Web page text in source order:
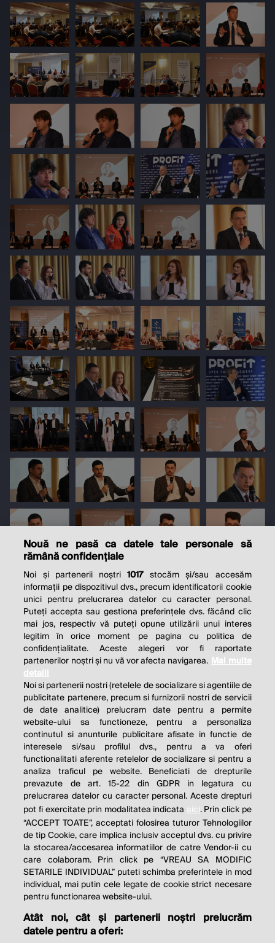
THE SOCIAL RESPONSIBILITY OF
BUSINESS IS TO INCREASE ITS
PROFITS.
Milton Friedman
© 2026 Profit.ro. Toate drepturile rezervate.
Dezvoltat de1616.ro
Contact Publicitate
Nouă ne pasă ca datele tale personale să
rămână confidențiale
Noi și partenerii noștri1017 stocăm și/sau accesăm
informații pe dispozitivul dvs., precum identificatorii cookie
unici pentru prelucrarea datelor cu caracter personal.
Puteți accepta sau gestiona preferințele dvs. făcând clic
mai jos, respectiv vă puteți opune utilizării unui interes
legitim în orice moment pe pagina cu politica de
confidențialitate. Aceste alegeri vor fi raportate
partenerilor noștri și nu vă vor afecta navigarea. Mai multe
detalii
Noi si partenerii nostri (retelele de socializare si agentiile de
publicitate partenere, precum si furnizorii nostri de servicii
de date analitice) prelucram date pentru a permite
website-ului sa functioneze, pentru a personaliza
continutul si anunturile publicitare afisate in functie de
interesele si/sau profilul dvs., pentru a va oferi
functionalitati aferente retelelor de socializare si pentru a
analiza traficul pe website. Beneficiati de drepturile
prevazute de art. 15-22 din GDPR in legatura cu
prelucrarea datelor cu caracter personal. Aceste drepturi
pot fi exercitate prin modalitatea indicata aici. Prin click pe
“ACCEPT TOATE”, acceptati folosirea tuturor Tehnologiilor
de tip Cookie, care implica inclusiv acceptul dvs. cu privire
la stocarea/accesarea informatiilor de catre Vendor-ii cu
care colaboram. Prin click pe “VREAU SA MODIFIC
SETARILE INDIVIDUAL” puteti schimba preferintele in mod
individual, mai putin cele legate de cookie strict necesare
pentru functionarea website-ului.
Atât noi, cât și partenerii noștri prelucrăm
datele pentru a oferi: